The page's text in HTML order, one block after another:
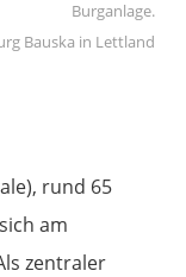
Bauska in Lettland
rund 65
am
zentraler